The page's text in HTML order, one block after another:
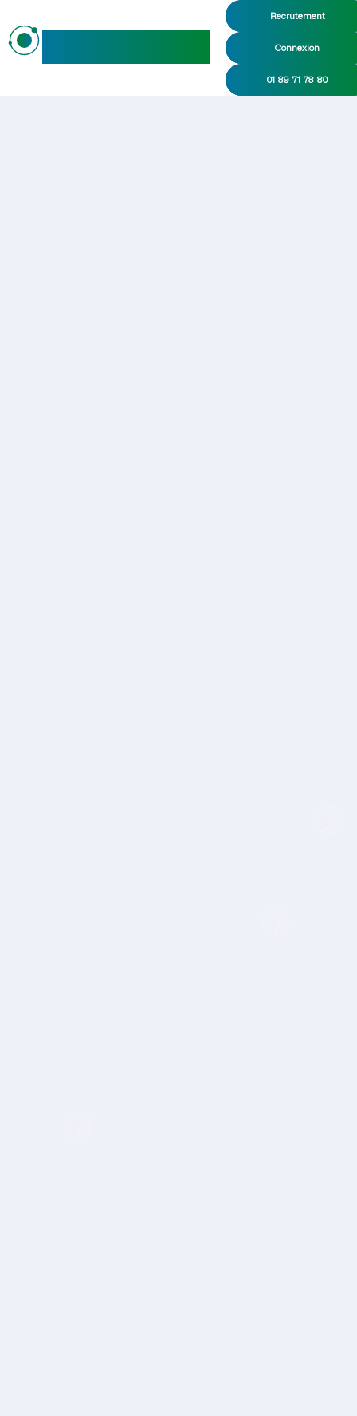
Recrutement
Connexion
01 89 71 78 80